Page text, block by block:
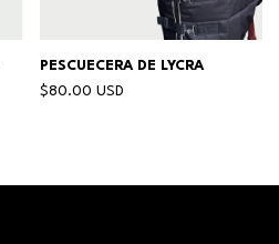
PESCUECERA DE LYCRA
$80.00 USD